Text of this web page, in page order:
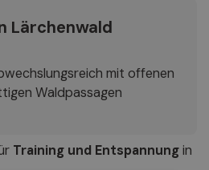
Lärchenwald
mit offenen
Waldpassagen
Training und Entspannungin